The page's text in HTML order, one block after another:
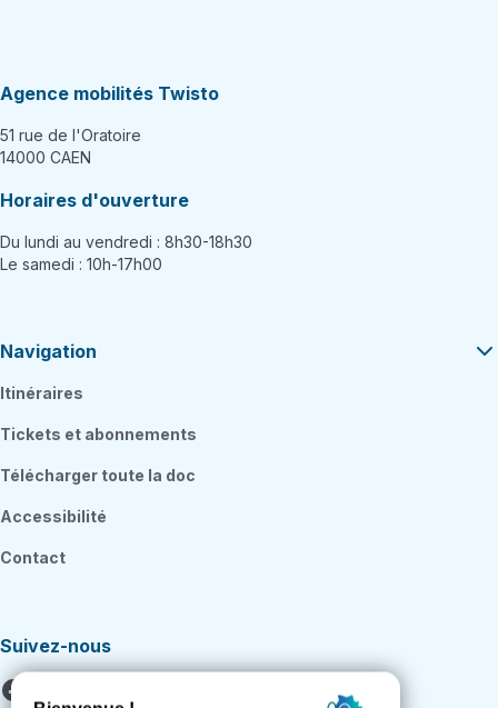
Agence mobilités Twisto
51 rue de l'Oratoire
14000 CAEN
Horaires d'ouverture
Du lundi au vendredi : 8h30-18h30
Le samedi : 10h-17h00
Navigation
Itinéraires
Tickets et abonnements
Télécharger toute la doc
Accessibilité
Contact
Suivez-nous